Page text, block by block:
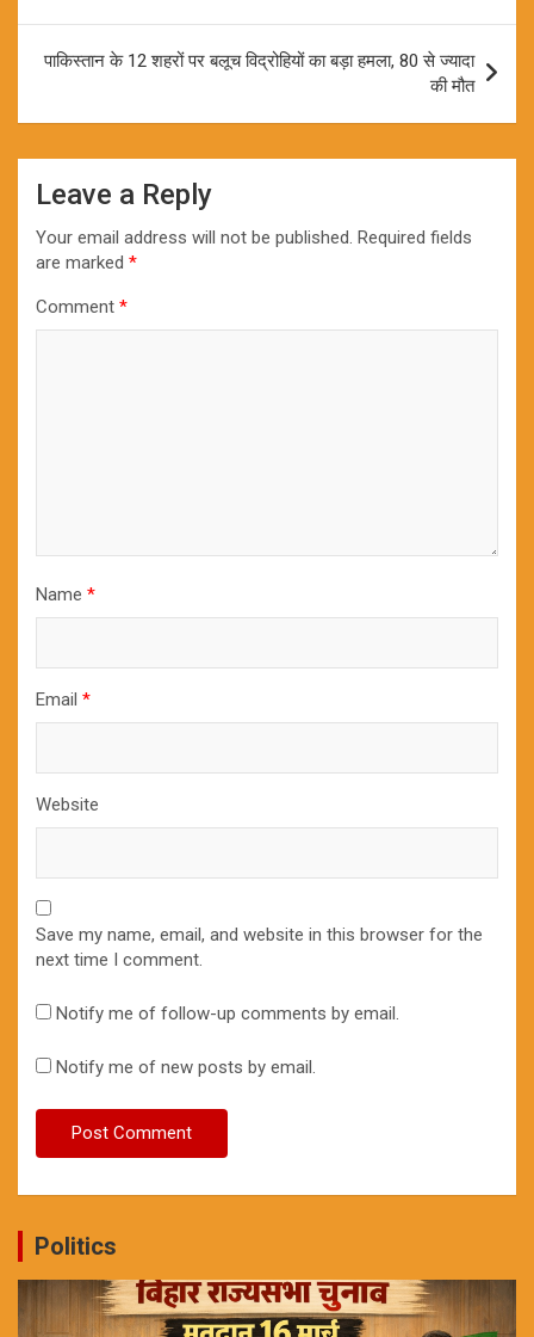
पाकिस्तान के 12 शहरों पर बलूच विद्रोहियों का बड़ा हमला, 80 से ज्यादा
की मौत
Leave a Reply
Your email address will not be published. Required fields
are marked *
Comment *
Name *
Email *
Website
Save my name, email, and website in this browser for the
next time I comment.
Notify me of follow-up comments by email.
Notify me of new posts by email.
Politics